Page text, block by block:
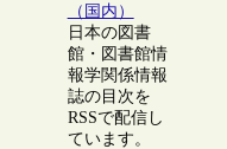
（国内）
日本の図書
館・図書館情
報学関係情報
誌の目次を
RSSで配信し
ています。